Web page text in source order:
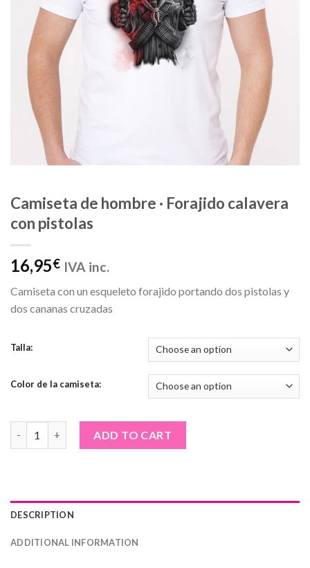
Camiseta de hombre · Forajido calavera
con pistolas
16,95€ IVA inc.
Camiseta con un esqueleto forajido portando dos pistolas y
dos cananas cruzadas
Talla:
Color de la camiseta:
ADD TO CART
DESCRIPTION
ADDITIONAL INFORMATION